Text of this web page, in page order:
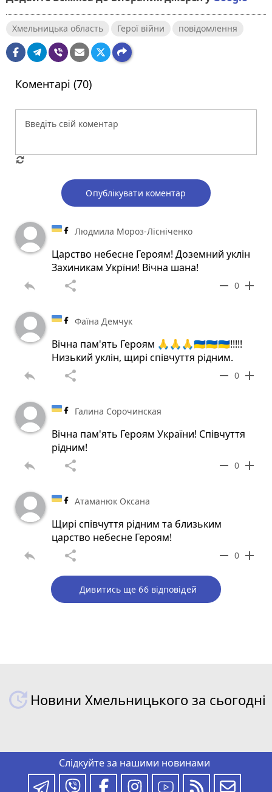
Хмельницька область Герої війни повідомлення
Коментарі (70)
Опублікувати коментар
Людмила Мороз-Лісніченко
Царство небесне Героям! Доземний уклін
Захиникам Укрїни! Вічна шана!
reply share remove 0 add
Фаїна Демчук
Вiчна пам'ять Героям 🙏🙏🙏🇺🇦🇺🇦🇺🇦!!!!!
Низький уклiн, щирi спiвчуття рiдним.
reply share remove 0 add
Галина Сорочинская
Вічна пам'ять Героям України! Співчуття
рідним!
reply share remove 0 add
Атаманюк Оксана
Щирі співчуття рідним та близьким
царство небесне Героям!
reply share remove 0 add
Дивитись ще 66 відповідей
Новини Хмельницького за сьогодні
Слідкуйте за нашими новинами